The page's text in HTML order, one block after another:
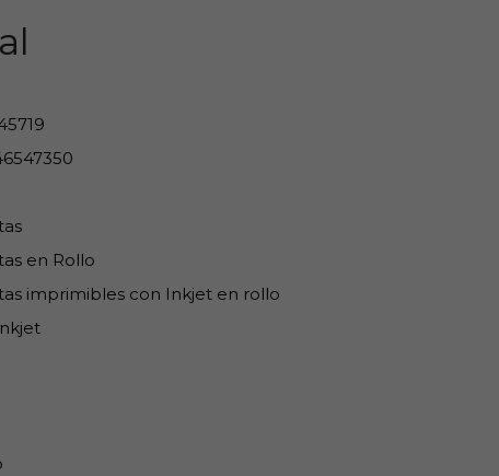
en Rollo
imprimibles con Inkjet en rollo